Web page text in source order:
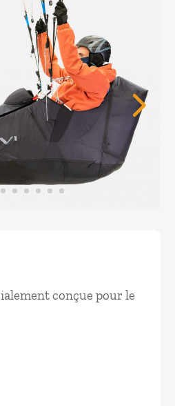
conçue pour le